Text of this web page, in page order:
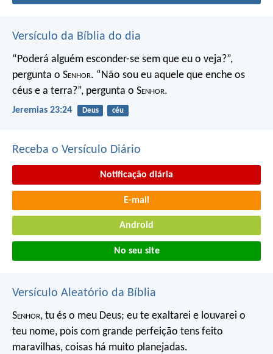
Versículo da Bíblia do dia
“Poderá alguém esconder-se sem que eu o veja?”,
pergunta o Senhor. “Não sou eu aquele que enche os
céus e a terra?”, pergunta o Senhor.
Jeremias 23:24 Deus céu
Receba o Versículo Diário
Notificação diária
E-mail
Android
No seu site
Versículo Aleatório da Bíblia
Senhor, tu és o meu Deus; eu te exaltarei e louvarei o
teu nome, pois com grande perfeição tens feito
maravilhas, coisas há muito planejadas.